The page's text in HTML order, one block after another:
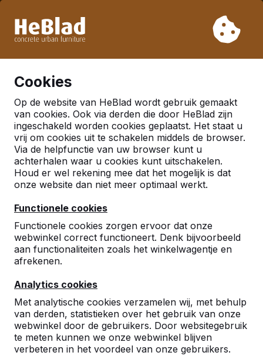
week 33. Houdt u daarom rekening met langere levertijden.
Cookies
Op de website van HeBlad wordt gebruik gemaakt
van cookies. Ook via derden die door HeBlad zijn
ingeschakeld worden cookies geplaatst. Het staat u
vrij om cookies uit te schakelen middels de browser.
Via de helpfunctie van uw browser kunt u
achterhalen waar u cookies kunt uitschakelen.
Houd er wel rekening mee dat het mogelijk is dat
onze website dan niet meer optimaal werkt.
Functionele cookies
Functionele cookies zorgen ervoor dat onze
webwinkel correct functioneert. Denk bijvoorbeeld
aan functionaliteiten zoals het winkelwagentje en
afrekenen.
Analytics cookies
Met analytische cookies verzamelen wij, met behulp
van derden, statistieken over het gebruik van onze
webwinkel door de gebruikers. Door websitegebruik
te meten kunnen we onze webwinkel blijven
verbeteren in het voordeel van onze gebruikers.
Al meer dan 30.000 producten verkocht
Nederland
Referenties in:Akkrum
Geen reviews gevonden voor deze
locatie.